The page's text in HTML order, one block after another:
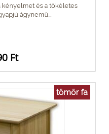
kényelmet és a tökéletes
ágynemű...
Ft
tömör fa